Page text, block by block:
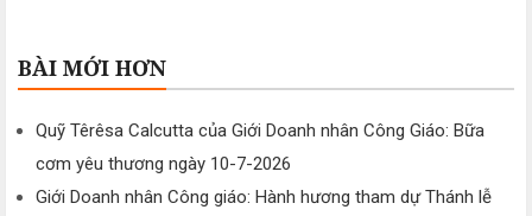
BÀI MỚI HƠN
Quỹ Têrêsa Calcutta của Giới Doanh nhân Công Giáo: Bữa
cơm yêu thương ngày 10-7-2026
Giới Doanh nhân Công giáo: Hành hương tham dự Thánh lễ